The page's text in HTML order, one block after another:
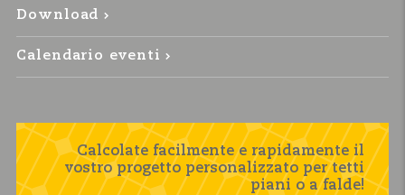
Download
Calendario eventi
Calcolate facilmente e rapidamente il
vostro progetto personalizzato per tetti
piani o a falde!